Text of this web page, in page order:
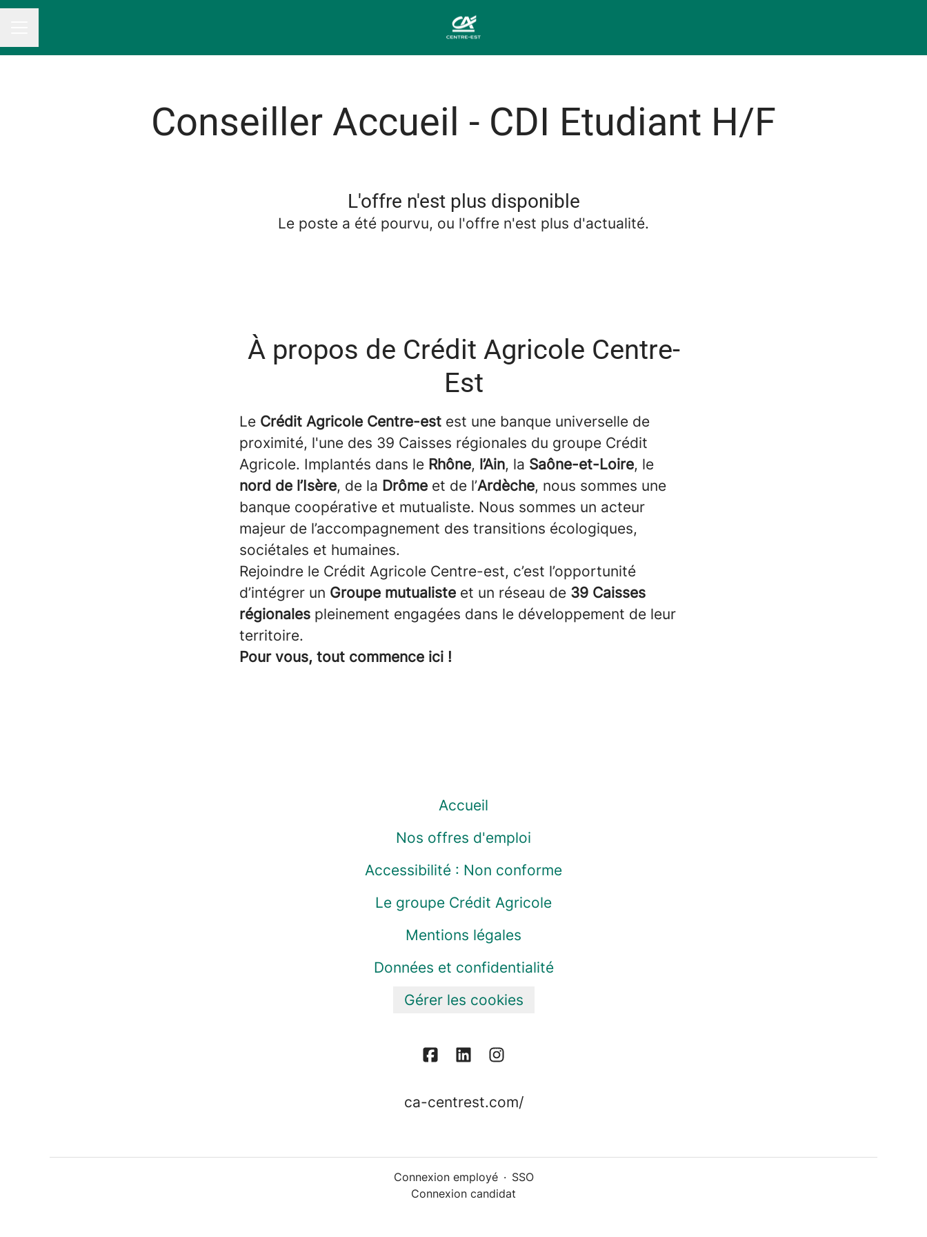
Conseiller Accueil - CDI Etudiant H/F
L'offre n'est plus disponible
Le poste a été pourvu, ou l'offre n'est plus d'actualité.
À propos de Crédit Agricole Centre-
Est
Le Crédit Agricole Centre-est est une banque universelle de
proximité, l'une des 39 Caisses régionales du groupe Crédit
Agricole. Implantés dans le Rhône, l’Ain, la Saône-et-Loire, le
nord de l’Isère, de la Drôme et de l’Ardèche, nous sommes une
banque coopérative et mutualiste. Nous sommes un acteur
majeur de l’accompagnement des transitions écologiques,
sociétales et humaines.
Rejoindre le Crédit Agricole Centre-est, c’est l’opportunité
d’intégrer un Groupe mutualiste et un réseau de 39 Caisses
régionales pleinement engagées dans le développement de leur
territoire.
Pour vous, tout commence ici !
Accueil
Nos offres d'emploi
Accessibilité : Non conforme
Le groupe Crédit Agricole
Mentions légales
Données et confidentialité
Gérer les cookies
ca-centrest.com/
Connexion employé · SSO
Connexion candidat